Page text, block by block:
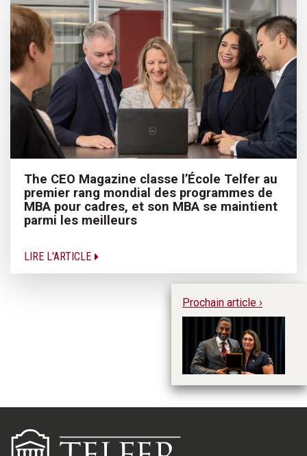
The CEO Magazine classe l’École Telfer au
premier rang mondial des programmes de
MBA pour cadres, et son MBA se maintient
parmi les meilleurs
LIRE L'ARTICLE
Prochain article ›